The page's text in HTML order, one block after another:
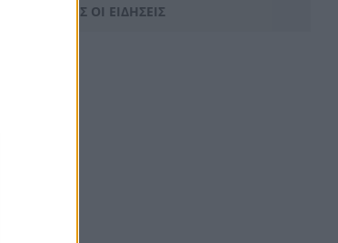
Μυστράς: Παθολογικά αίτια
ΟΛΕΣ ΟΙ ΕΙΔΗΣΕΙΣ